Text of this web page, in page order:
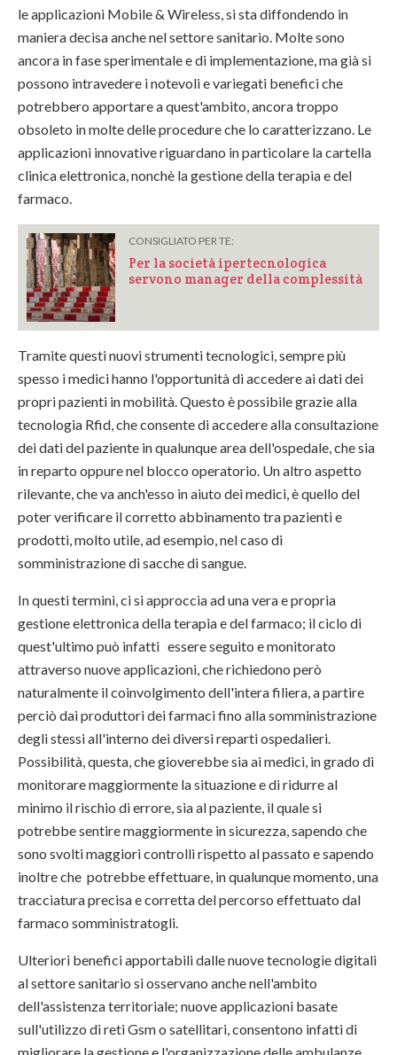
le applicazioni Mobile & Wireless, si sta diffondendo in
maniera decisa anche nel settore sanitario. Molte sono
ancora in fase sperimentale e di implementazione, ma già si
possono intravedere i notevoli e variegati benefici che
potrebbero apportare a quest'ambito, ancora troppo
obsoleto in molte delle procedure che lo caratterizzano. Le
applicazioni innovative riguardano in particolare la cartella
clinica elettronica, nonchè la gestione della terapia e del
farmaco.
CONSIGLIATO PER TE:
Per la società ipertecnologica
servono manager della complessità
Tramite questi nuovi strumenti tecnologici, sempre più
spesso i medici hanno l'opportunità di accedere ai dati dei
propri pazienti in mobilità. Questo è possibile grazie alla
tecnologia Rfid, che consente di accedere alla consultazione
dei dati del paziente in qualunque area dell'ospedale, che sia
in reparto oppure nel blocco operatorio. Un altro aspetto
rilevante, che va anch'esso in aiuto dei medici, è quello del
poter verificare il corretto abbinamento tra pazienti e
prodotti, molto utile, ad esempio, nel caso di
somministrazione di sacche di sangue.
In questi termini, ci si approccia ad una vera e propria
gestione elettronica della terapia e del farmaco; il ciclo di
quest'ultimo può infatti essere seguito e monitorato
attraverso nuove applicazioni, che richiedono però
naturalmente il coinvolgimento dell'intera filiera, a partire
perciò dai produttori dei farmaci fino alla somministrazione
degli stessi all'interno dei diversi reparti ospedalieri.
Possibilità, questa, che gioverebbe sia ai medici, in grado di
monitorare maggiormente la situazione e di ridurre al
minimo il rischio di errore, sia al paziente, il quale si
potrebbe sentire maggiormente in sicurezza, sapendo che
sono svolti maggiori controlli rispetto al passato e sapendo
inoltre che potrebbe effettuare, in qualunque momento, una
tracciatura precisa e corretta del percorso effettuato dal
farmaco somministratogli.
Ulteriori benefici apportabili dalle nuove tecnologie digitali
al settore sanitario si osservano anche nell'ambito
dell'assistenza territoriale; nuove applicazioni basate
sull'utilizzo di reti Gsm o satellitari, consentono infatti di
migliorare la gestione e l'organizzazione delle ambulanze,